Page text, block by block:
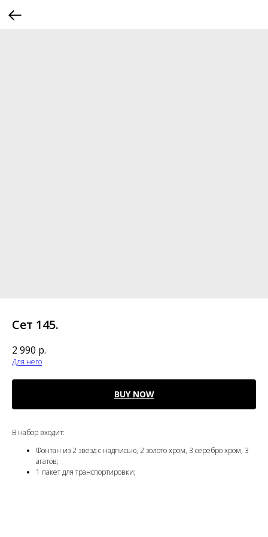
Сет 145.
2 990 р.
Для него
BUY NOW
В набор входит:
Фонтан из 2 звёзд с надписью, 2 золото хром, 3 серебро хром, 3
агатов;
1 пакет для транспортировки;